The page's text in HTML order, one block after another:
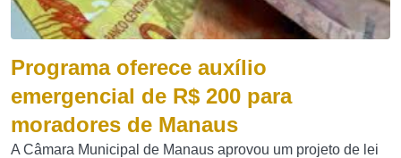
Programa oferece auxílio
emergencial de R$ 200 para
moradores de Manaus
A Câmara Municipal de Manaus aprovou um projeto de lei